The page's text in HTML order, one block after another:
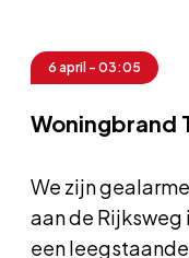
6 april - 03:05
Woningbrand
We zijn
aan de Rijksweg
een